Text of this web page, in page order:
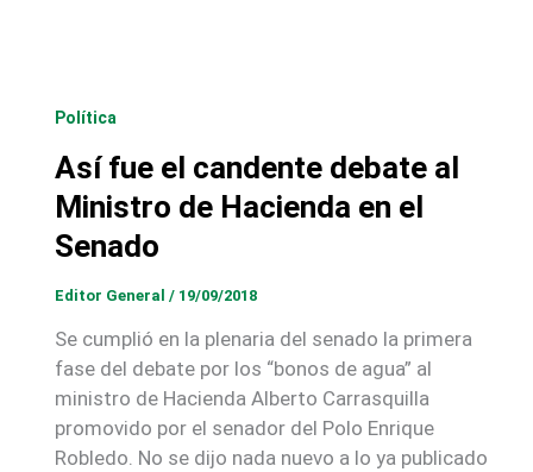
Política
Así fue el candente debate al
Ministro de Hacienda en el
Senado
Editor General / 19/09/2018
Se cumplió en la plenaria del senado la primera
fase del debate por los “bonos de agua” al
ministro de Hacienda Alberto Carrasquilla
promovido por el senador del Polo Enrique
Robledo. No se dijo nada nuevo a lo ya publicado